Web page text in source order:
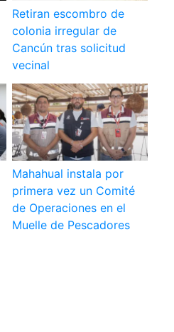
Retiran escombro de
colonia irregular de
Cancún tras solicitud
vecinal
Mahahual instala por
primera vez un Comité
de Operaciones en el
Muelle de Pescadores